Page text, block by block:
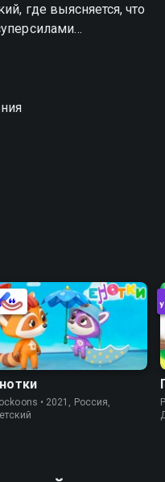
где выясняется, что
в хорошем HD
• 2021, Россия,